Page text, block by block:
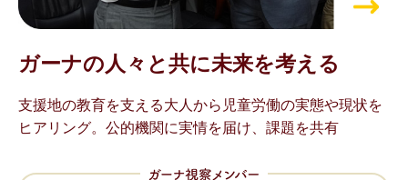
ガーナの⼈々と共に未来を考える
支援地の教育を支える大人から児童労働の実態や現状を
ヒアリング。公的機関に実情を届け、課題を共有